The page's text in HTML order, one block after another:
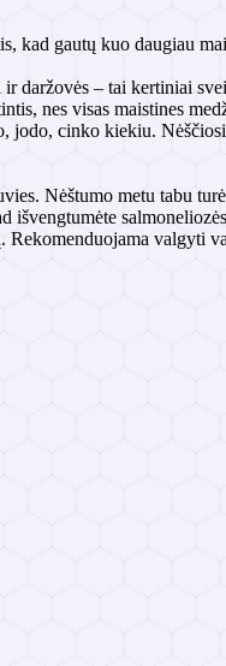
kad gautų kuo daugiau
– tai kertiniai
nes visas maistines
cinko kiekiu.
Nėštumo metu tabu
išvengtumėte
valgyti